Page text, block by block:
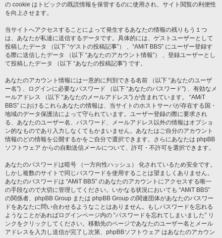
の cookie はトピックの既読情報を保管するのに使用され、サイト閲覧の利便性
を向上させます。
当サイトへアクセスすることによって発生するあなたの情報の残りもう１つ
は、あなたが私達に送信するデータです。具体的には、ゲストユーザーとして
投稿したデータ （以下 “ゲストの投稿記事”） 、“AMiT BBS” にユーザー登録す
る際に送信したデータ （以下 “あなたのアカウント情報”） 、登録ユーザーとし
て投稿したデータ （以下 “あなたの投稿記事”) です。
あなたのアカウント情報には一意的に判別できる名前 （以下 “あなたのユーザ
ー名”) 、ログインに必要なパスワード （以下 “あなたのパスワード”) 、有効なメ
ールアドレス （以下 “あなたのメールアドレス”) が含まれています。 “AMiT
BBS” におけるこれらあなたの情報は、当サイトのホストサーバが存在する国・
地域のデータ保護法によって守られています。ユーザー登録の際に要求され
る、あなたのユーザー名、パスワード、メールアドレス以外の情報はオプショ
ン的なものであり入力しなくてもかまいません。あなたはご自分のアカウント
情報のどの情報を公開するかをご自分で選択できます。さらにあなたは phpBB
ソフトウェア からの自動送信メールについて、許可・不許可を選択できます。
あなたのパスワードは暗号 （一方向性ハッシュ） 化されているため安全です。
しかし複数のサイトで同じパスワードを使用することは望ましくありません。
あなたのパスワードは “AMiT BBS” のあなたのアカウントにアクセスする唯一
の手段なので大切に管理してください。いかなる状況においても “AMiT BBS”
の関係者、phpBB Group または phpBB Group の関連団体があなたのパスワー
ドをあなたに問い合わせるようなことはありません。もしパスワードを忘れる
ようなことがあればログインページ内の “パスワードを忘れてしまいました” リ
ンクをクリックしてください。移動先のページであなたのユーザー名とメール
アドレスを入力し送信が完了し次第、phpBBソフトウェア はあなたのアカウン